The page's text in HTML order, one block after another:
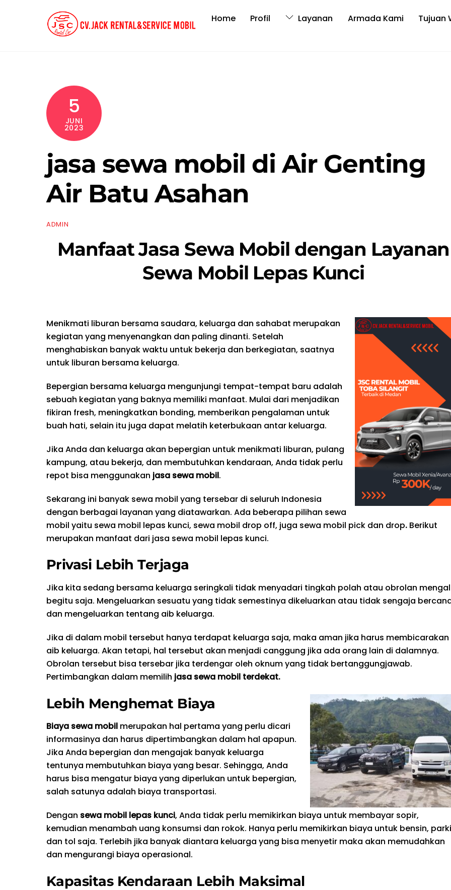
Home Profil Layanan Armada Kami Tujuan
5
JUNI
2023
jasa sewa mobil di Air Genting
Air Batu Asahan
ADMIN
Manfaat Jasa Sewa Mobil dengan Layanan
Sewa Mobil Lepas Kunci
Menikmati liburan bersama saudara, keluarga dan sahabat merupakan
kegiatan yang menyenangkan dan paling dinanti. Setelah
menghabiskan banyak waktu untuk bekerja dan berkegiatan, saatnya
untuk liburan bersama keluarga.
Bepergian bersama keluarga mengunjungi tempat-tempat baru adalah
sebuah kegiatan yang baknya memiliki manfaat. Mulai dari menjadikan
fikiran fresh, meningkatkan bonding, memberikan pengalaman untuk
buah hati, selain itu juga dapat melatih keterbukaan antar keluarga.
Jika Anda dan keluarga akan bepergian untuk menikmati liburan, pulang
kampung, atau bekerja, dan membutuhkan kendaraan, Anda tidak perlu
repot bisa menggunakan jasa sewa mobil.
Sekarang ini banyak sewa mobil yang tersebar di seluruh Indonesia
dengan berbagai layanan yang diatawarkan. Ada beberapa pilihan sewa
mobil yaitu sewa mobil lepas kunci, sewa mobil drop off, juga sewa mobil pick dan drop. Berikut
merupakan manfaat dari jasa sewa mobil lepas kunci.
Privasi Lebih Terjaga
Jika kita sedang bersama keluarga seringkali tidak menyadari tingkah polah atau obrolan
begitu saja. Mengeluarkan sesuatu yang tidak semestinya dikeluarkan atau tidak sengaja
dan mengeluarkan tentang aib keluarga.
Jika di dalam mobil tersebut hanya terdapat keluarga saja, maka aman jika harus membicarakan
aib keluarga. Akan tetapi, hal tersebut akan menjadi canggung jika ada orang lain di dalamnya.
Obrolan tersebut bisa tersebar jika terdengar oleh oknum yang tidak bertanggungjawab.
Pertimbangkan dalam memilih jasa sewa mobil terdekat.
Lebih Menghemat Biaya
Biaya sewa mobil merupakan hal pertama yang perlu dicari
informasinya dan harus dipertimbangkan dalam hal apapun.
Jika Anda bepergian dan mengajak banyak keluarga
tentunya membutuhkan biaya yang besar. Sehingga, Anda
harus bisa mengatur biaya yang diperlukan untuk bepergian,
salah satunya adalah biaya transportasi.
Dengan sewa mobil lepas kunci, Anda tidak perlu memikirkan biaya untuk membayar sopir,
kemudian menambah uang konsumsi dan rokok. Hanya perlu memikirkan biaya untuk bensin,
dan tol saja. Terlebih jika banyak diantara keluarga yang bisa menyetir maka akan memudahkan
dan mengurangi biaya operasional.
Kapasitas Kendaraan Lebih Maksimal